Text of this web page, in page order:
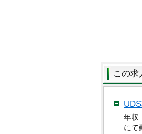
この求
年収
にて